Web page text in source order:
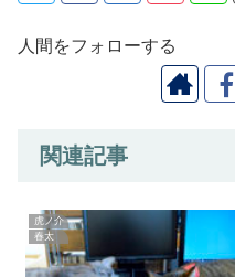
人間をフォローする
関連記事
虎ノ介
春太